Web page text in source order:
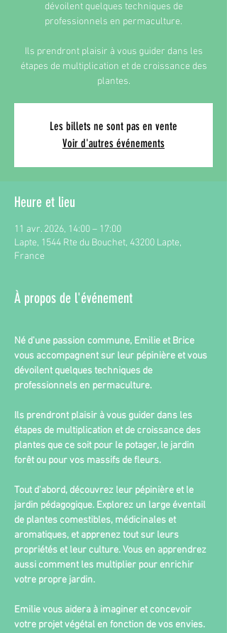
dévoilent quelques techniques de
professionnels en permaculture.
Ils prendront plaisir à vous guider dans les
étapes de multiplication et de croissance des
plantes.
Les billets ne sont pas en vente
Voir d'autres événements
Heure et lieu
11 avr. 2026, 14:00 – 17:00
Lapte, 1544 Rte du Bouchet, 43200 Lapte,
France
À propos de l'événement
Né d'une passion commune, Emilie et Brice
vous accompagnent sur leur pépinière et vous
dévoilent quelques techniques de
professionnels en permaculture.
Ils prendront plaisir à vous guider dans les
étapes de multiplication et de croissance des
plantes que ce soit pour le potager, le jardin
forêt ou pour vos massifs de fleurs.
Tout d'abord, découvrez leur pépinière et le
jardin pédagogique. Explorez un large éventail
de plantes comestibles, médicinales et
aromatiques, et apprenez tout sur leurs
propriétés et leur culture. Vous en apprendrez
aussi comment les multiplier pour enrichir
votre propre jardin.
Emilie vous aidera à imaginer et concevoir
votre projet végétal en fonction de vos envies.